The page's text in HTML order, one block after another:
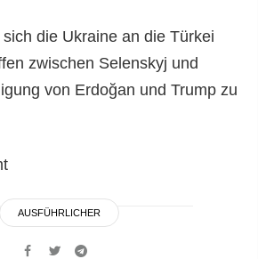
die Ukraine an die Türkei
zwischen Selenskyj und
von Erdoğan und Trump zu
AUSFÜHRLICHER